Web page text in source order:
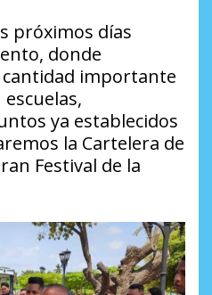
próximos días
donde
importante
ya establecidos
la Cartelera de
Festival de la